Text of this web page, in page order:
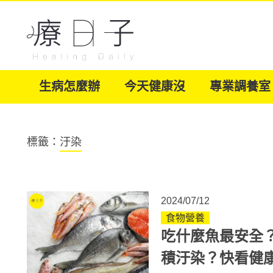
生病怎麼辦 今天健康沒 專業調養室
標籤： 汙染
2024/07/12
食物營養
吃什麼魚最安全
積汙染？快看健